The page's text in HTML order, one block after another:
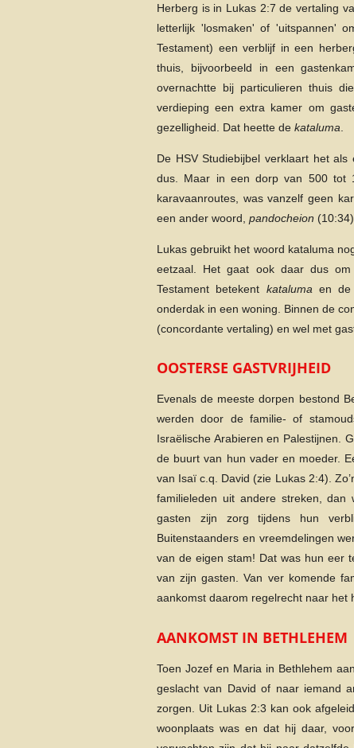
Herberg is in Lukas 2:7 de vertaling
letterlijk 'losmaken' of 'uitspannen'
Testament) een verblijf in een
thuis, bijvoorbeeld in een
overnachtte bij particulieren thuis
verdieping een extra kamer om
gezelligheid. Dat heette de kataluma
De HSV Studiebijbel verklaart het
dus. Maar in een dorp van 500 tot
karavaanroutes, was vanzelf geen
een ander woord, pandocheion (10:34).
Lukas gebruikt het woord kataluma
eetzaal. Het gaat ook daar dus
Testament betekent kataluma en de
onderdak in een woning. Binnen de
(concordante vertaling) en wel met
OOSTERSE GASTVRIJHEID
Evenals de meeste dorpen bestond
werden door de familie- of
Israëlische Arabieren en Palestijnen.
de buurt van hun vader en moeder.
van Isaï c.q. David (zie Lukas 2:4).
familieleden uit andere streken,
gasten zijn zorg tijdens hun
Buitenstaanders en vreemdelingen
van de eigen stam! Dat was hun eer
van zijn gasten. Van ver komende
aankomst daarom regelrecht naar het
AANKOMST IN BETHLEHEM
Toen Jozef en Maria in Bethlehem
geslacht van David of naar iemand
zorgen. Uit Lukas 2:3 kan ook
woonplaats was en dat hij daar,